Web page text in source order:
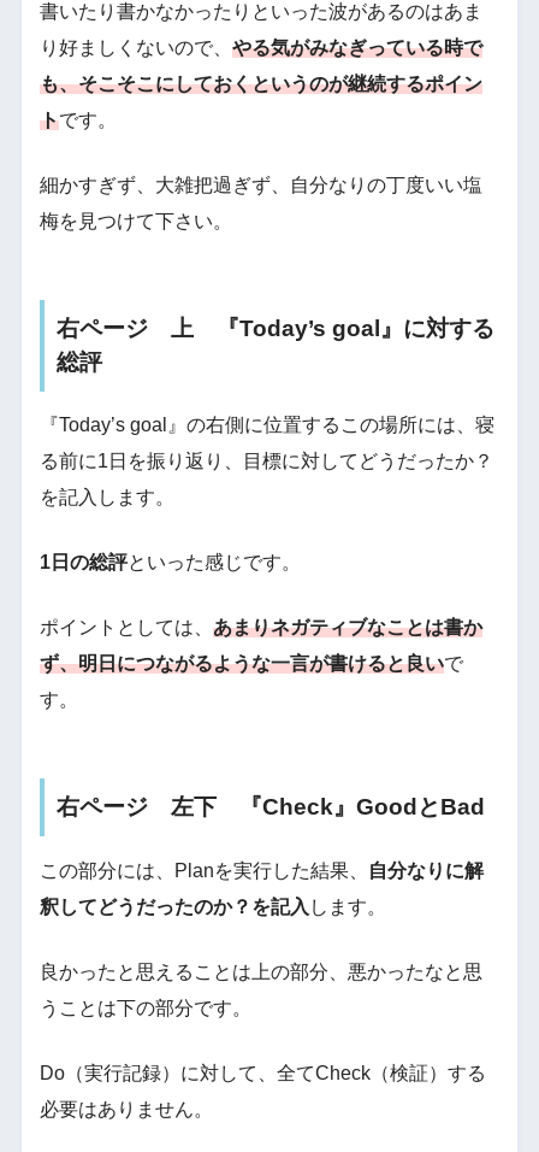
書いたり書かなかったりといった波があるのはあま
り好ましくないので、 やる気がみなぎっている時で
も、そこそこにしておくというのが継続するポイン
トです。
細かすぎず、大雑把過ぎず、自分なりの丁度いい塩
梅を見つけて下さい。
右ページ 上 『Today’s goal』に対する
総評
『Today’s goal』の右側に位置するこの場所には、寝
る前に1日を振り返り、目標に対してどうだったか？
を記入します。
1日の総評といった感じです。
ポイントとしては、 あまりネガティブなことは書か
ず、明日につながるような一言が書けると良いで
す。
右ページ 左下 『Check』GoodとBad
この部分には、Planを実行した結果、
自分なりに解
釈してどうだったのか？を記入 します。
良かったと思えることは上の部分、悪かったなと思
うことは下の部分です。
Do（実行記録）に対して、全てCheck（検証）する
必要はありません。